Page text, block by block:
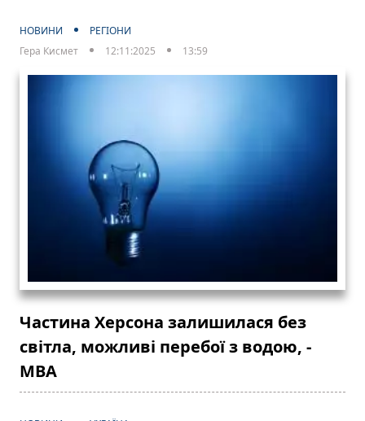
НОВИНИ
РЕГІОНИ
Гера Кисмет
12:11:2025 13:59
Частина Херсона залишилася без
світла, можливі перебої з водою, -
МВА